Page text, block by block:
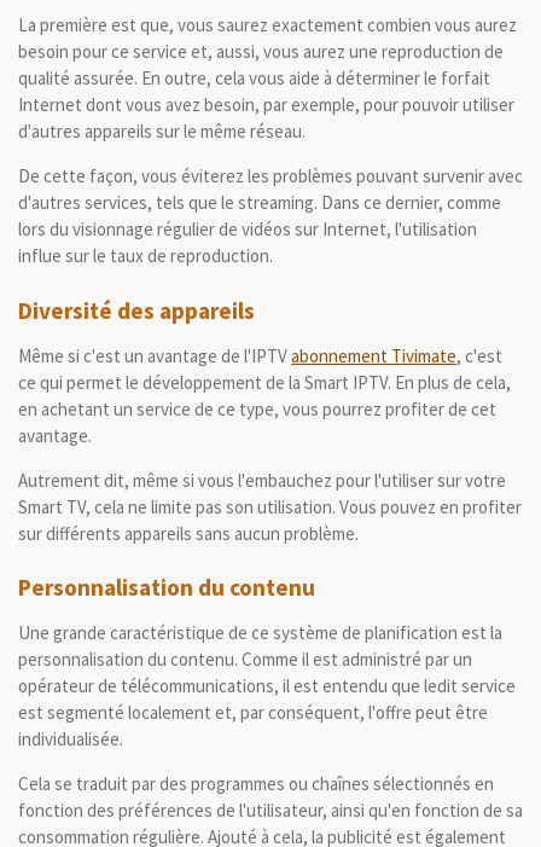
La première est que, vous saurez exactement combien vous aurez
besoin pour ce service et, aussi, vous aurez une reproduction de
qualité assurée. En outre, cela vous aide à déterminer le forfait
Internet dont vous avez besoin, par exemple, pour pouvoir utiliser
d'autres appareils sur le même réseau.
De cette façon, vous éviterez les problèmes pouvant survenir avec
d'autres services, tels que le streaming. Dans ce dernier, comme
lors du visionnage régulier de vidéos sur Internet, l'utilisation
influe sur le taux de reproduction.
Diversité des appareils
Même si c'est un avantage de l'IPTVabonnement Tivimate, c'est
ce qui permet le développement de la Smart IPTV. En plus de cela,
en achetant un service de ce type, vous pourrez profiter de cet
avantage.
Autrement dit, même si vous l'embauchez pour l'utiliser sur votre
Smart TV, cela ne limite pas son utilisation. Vous pouvez en profiter
sur différents appareils sans aucun problème.
Personnalisation du contenu
Une grande caractéristique de ce système de planification est la
personnalisation du contenu. Comme il est administré par un
opérateur de télécommunications, il est entendu que ledit service
est segmenté localement et, par conséquent, l'offre peut être
individualisée.
Cela se traduit par des programmes ou chaînes sélectionnés en
fonction des préférences de l'utilisateur, ainsi qu'en fonction de sa
consommation régulière. Ajouté à cela, la publicité est également